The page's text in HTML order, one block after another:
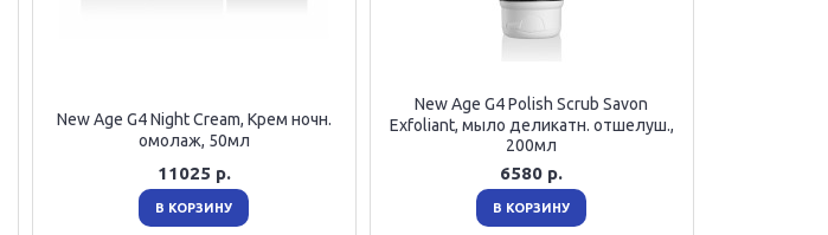
New Age G4 Night Cream, Крем ночн.
омолаж, 50мл
11025 р.
В КОРЗИНУ
New Age G4 Polish Scrub Savon
Exfoliant, мыло деликатн. отшелуш.,
200мл
6580 р.
В КОРЗИНУ